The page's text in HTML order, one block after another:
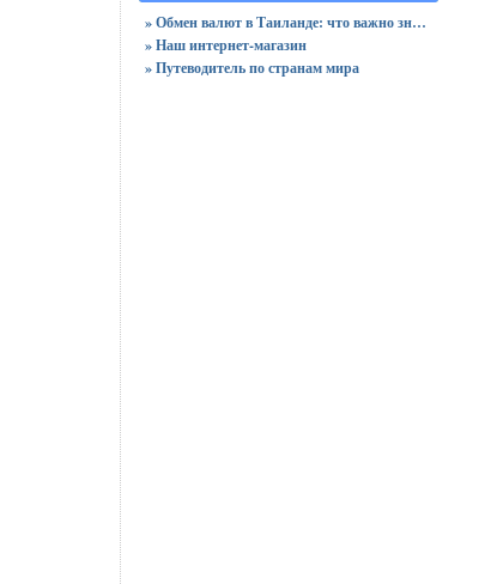
» Обмен валют в Таиланде: что важно знать до поездки и на месте
» Наш интернет-магазин
» Путеводитель по странам мира